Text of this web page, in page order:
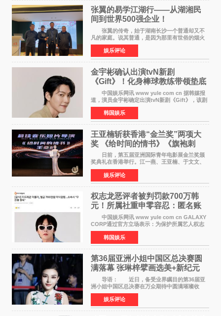
张翼的易学江湖行——从湖湘民
间到世界500强企业！
张翼的传奇，始于湖南长沙一个普通却又不
凡的家庭。说其普通，是因为那里有世俗的烟火
气；说其不凡，是因为家中有一位洞悉天地玄机
的长者——他的爷爷。作为当地的风水师，爷爷
是张翼走进易学
娱乐评论
金宇彬确认出演tvN新剧
《Gift》！化身棒球教练带领垫底
球队逆袭
中国娱乐网讯 www yule com cn 据韩媒报
道，演员金宇彬确定出演tvN新剧《Gift》，该剧
预计将于下半年播出，引发观众高度期待。
本剧改编自同名网络漫画，讲述一位经历意外事
故后获得特殊
韩国娱乐
王亚楠斩获香港“金兰奖”两项大
奖 《给时间的情书》《旗袍刺
客》双双获肯定
日前，第五届亚洲国际青年电影展金兰奖颁
奖典礼在香港举行。江一燕、王亚楠、于文文、
李东学等知名演员出席活动。著名演员、导演王
亚楠凭借音乐故事片《给时间的情书》和院线电
影《旗袍刺客》
娱乐评论
权志龙恶评者被判罚款700万韩
元！所属社重申零容忍：匿名账
号也难逃刑责
中国娱乐网讯 www yule com cn GALAXY
CORP通过官方立场表示：为保护所属艺人权志
龙的名誉和权益，将持续对网络上发生的名誉损
害、散布虚假事实、侮辱、恶意诽谤等行为采取
法律应对措施。
韩国娱乐
第36届亚洲小姐中国区总决赛圆
满落幕 张琳梓擘画选美+新纪元
导语： 近日，备受业界瞩目的第36届亚
洲小姐中国区总决赛在万众期待中圆满璀璨收
官。整场盛典汇聚万千芳华，不仅完成了新一届
美丽代言人的加冕选拔，更在行业发展层面带来
颠覆性突破。活动
娱乐评论